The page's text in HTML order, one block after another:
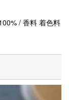
/ 香料 着色料